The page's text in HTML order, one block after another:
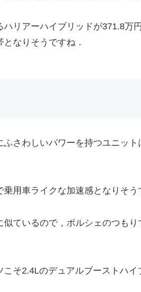
リアーハイブリッドが371.8万
なりそうですね．
さわしいパワーを持つユニット
用車ライクな加速感となりそう
ているので，ポルシェのつも
そ2.4Lのデュアルブーストハイ